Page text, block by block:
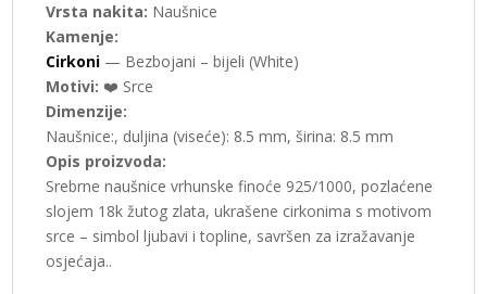
Vrsta nakita: Naušnice
Kamenje:
Cirkoni — Bezbojani – bijeli (White)
Motivi: ❤️ Srce
Dimenzije:
Naušnice:, duljina (viseće): 8.5 mm, širina: 8.5 mm
Opis proizvoda:
Srebrne naušnice vrhunske finoće 925/1000, pozlaćene
slojem 18k žutog zlata, ukrašene cirkonima s motivom
srce – simbol ljubavi i topline, savršen za izražavanje
osjećaja..